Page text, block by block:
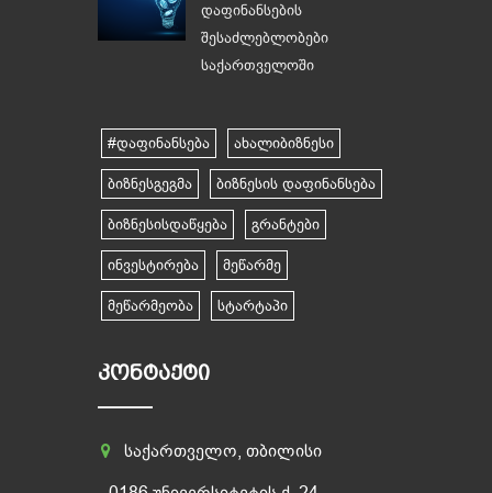
დაფინანსების
შესაძლებლობები
საქართველოში
#დაფინანსება ახალიბიზნესი
ბიზნესგეგმა ბიზნესის დაფინანსება
ბიზნესისდაწყება გრანტები
ინვესტირება მეწარმე
მეწარმეობა სტარტაპი
ᲙᲝᲜᲢᲐᲥᲢᲘ
საქართველო, თბილისი